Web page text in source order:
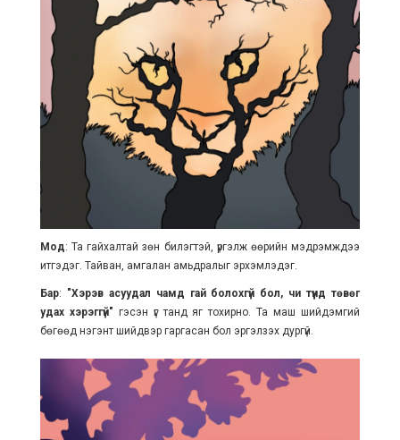
Мод: Та гайхалтай зөн билэгтэй, үргэлж өөрийн мэдрэмждээ
итгэдэг. Тайван, амгалан амьдралыг эрхэмлэдэг.
Бар: "Хэрэв асуудал чамд гай болохгүй бол, чи түүнд төвөг
удах хэрэггүй" гэсэн үг танд яг тохирно. Та маш шийдэмгий
бөгөөд нэгэнт шийдвэр гаргасан бол эргэлзэх дургүй.